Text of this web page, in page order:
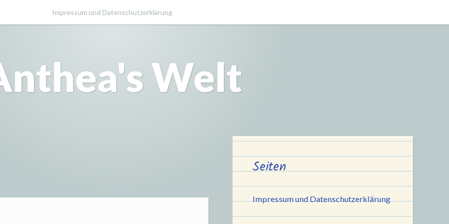
Impressum und Datenschutzerklärung
Welt
Seiten
Impressum und Datenschutzerklärung